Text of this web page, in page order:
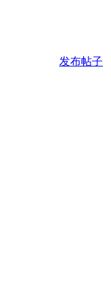
发布帖子